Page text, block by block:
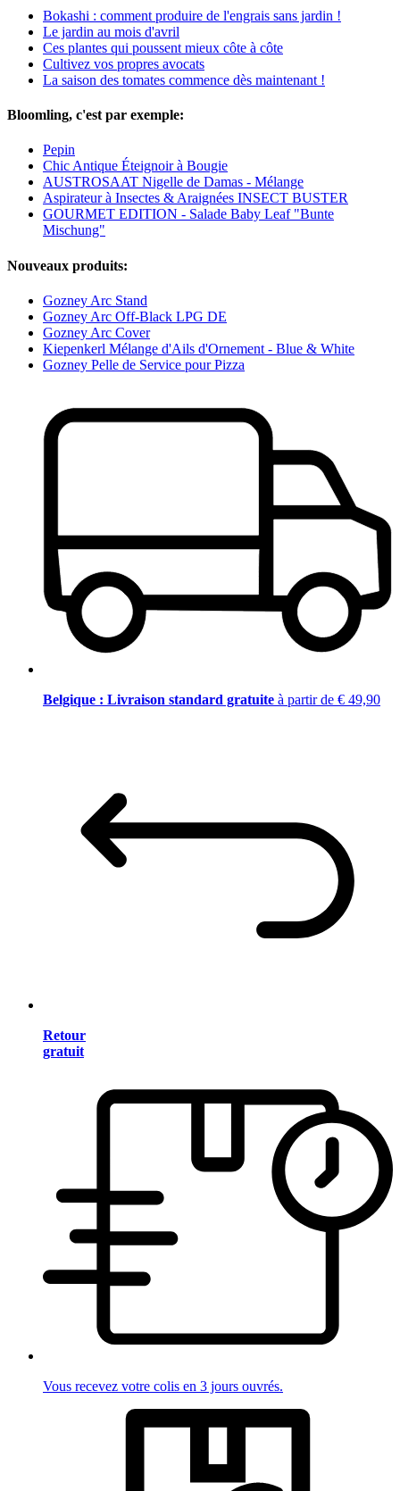
Bokashi : comment produire de l'engrais sans jardin !
Le jardin au mois d'avril
Ces plantes qui poussent mieux côte à côte
Cultivez vos propres avocats
La saison des tomates commence dès maintenant !
Bloomling, c'est par exemple:
Pepin
Chic Antique Éteignoir à Bougie
AUSTROSAAT Nigelle de Damas - Mélange
Aspirateur à Insectes & Araignées INSECT BUSTER
GOURMET EDITION - Salade Baby Leaf "Bunte
Mischung"
Nouveaux produits:
Gozney Arc Stand
Gozney Arc Off-Black LPG DE
Gozney Arc Cover
Kiepenkerl Mélange d'Ails d'Ornement - Blue & White
Gozney Pelle de Service pour Pizza
Belgique : Livraison standard gratuite à partir de € 49,90
Retour
gratuit
Vous recevez votre colis en 3 jours ouvrés.